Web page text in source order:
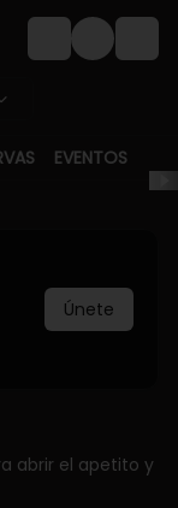
Login
EVENTOS
Únete
abrir el apetito y